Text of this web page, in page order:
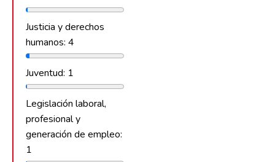
Justicia y derechos
humanos: 4
Juventud: 1
Legislación laboral,
profesional y
generación de empleo:
1